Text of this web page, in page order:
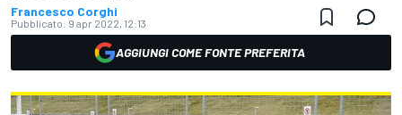
Francesco Corghi
Pubblicato: 9 apr 2022, 12:13
AGGIUNGI COME FONTE PREFERITA